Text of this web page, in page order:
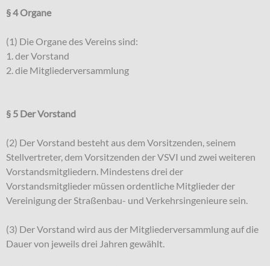
§ 4 Organe
(1) Die Organe des Vereins sind:
1. der Vorstand
2. die Mitgliederversammlung
§ 5 Der Vorstand
(2) Der Vorstand besteht aus dem Vorsitzenden, seinem
Stellvertreter, dem Vorsitzenden der VSVI und zwei weiteren
Vorstandsmitgliedern. Mindestens drei der
Vorstandsmitglieder müssen ordentliche Mitglieder der
Vereinigung der Straßenbau- und Verkehrsingenieure sein.
(3) Der Vorstand wird aus der Mitgliederversammlung auf die
Dauer von jeweils drei Jahren gewählt.